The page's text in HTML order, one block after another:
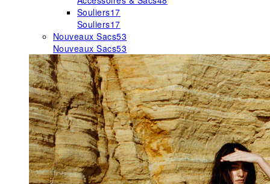
Souliers17
Souliers17
Nouveaux Sacs53
Nouveaux Sacs53